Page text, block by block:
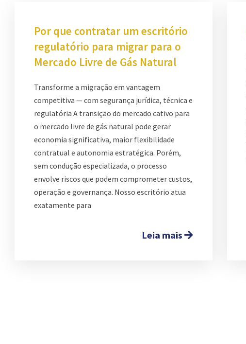
Por que contratar um escritório
regulatório para migrar para o
Mercado Livre de Gás Natural
Transforme a migração em vantagem
competitiva — com segurança jurídica, técnica e
regulatória A transição do mercado cativo para
o mercado livre de gás natural pode gerar
economia significativa, maior flexibilidade
contratual e autonomia estratégica. Porém,
sem condução especializada, o processo
envolve riscos que podem comprometer custos,
operação e governança. Nosso escritório atua
exatamente para
Leia mais